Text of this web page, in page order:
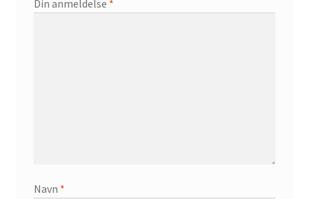
Din anmeldelse *
Navn *